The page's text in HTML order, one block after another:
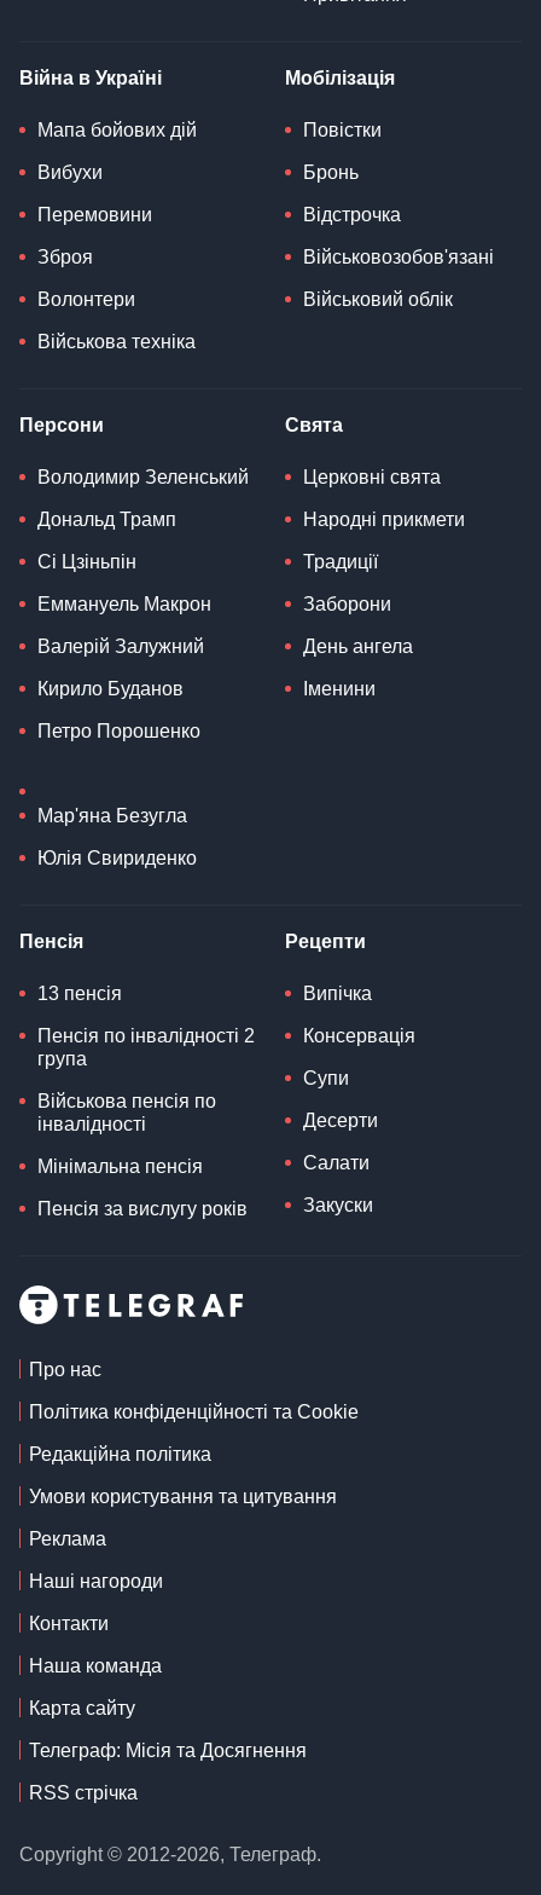
Війна в Україні
Мапа бойових дій
Вибухи
Перемовини
Зброя
Волонтери
Військова техніка
Мобілізація
Повістки
Бронь
Відстрочка
Військовозобов'язані
Військовий облік
Персони
Володимир Зеленський
Дональд Трамп
Сі Цзіньпін
Еммануель Макрон
Валерій Залужний
Кирило Буданов
Петро Порошенко
Мар'яна Безугла
Юлія Свириденко
Свята
Церковні свята
Народні прикмети
Традиції
Заборони
День ангела
Іменини
Пенсія
13 пенсія
Пенсія по інвалідності 2
група
Військова пенсія по
інвалідності
Мінімальна пенсія
Пенсія за вислугу років
Рецепти
Випічка
Консервація
Супи
Десерти
Салати
Закуски
Про нас
Політика конфіденційності та Cookie
Редакційна політика
Умови користування та цитування
Реклама
Наші нагороди
Контакти
Наша команда
Карта сайту
Телеграф: Місія та Досягнення
RSS стрічка
Copyright © 2012-2026, Телеграф.